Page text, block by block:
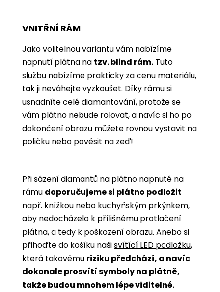
VNITŘNÍ RÁM
Jako volitelnou variantu vám nabízíme
napnutí plátna na tzv. blind rám. Tuto
službu nabízíme prakticky za cenu materiálu,
tak ji neváhejte vyzkoušet. Díky rámu si
usnadníte celé diamantování, protože se
vám plátno nebude rolovat, a navíc si ho po
dokončení obrazu můžete rovnou vystavit na
poličku nebo pověsit na zeď!
Při sázení diamantů na plátno napnuté na
rámu doporučujeme si plátno podložit
např. knížkou nebo kuchyňským prkýnkem,
aby nedocházelo k přílišnému protlačení
plátna, a tedy k poškození obrazu. Anebo si
přihoďte do košíku našisvítící LED podložku,
která takovému riziku předchází, a navíc
dokonale prosvítí symboly na plátně,
takže budou mnohem lépe viditelné.